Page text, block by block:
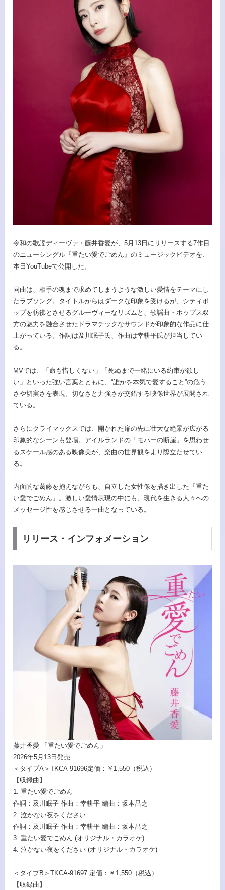
令和の歌謡ディーヴァ・藤井香愛が、5月13日にリリースする7作目
のニューシングル『重たい愛でごめん』のミュージックビデオを、
本日YouTubeで公開した。
同曲は、相手の魂まで求めてしまうような激しい愛情をテーマにし
たラブソング。タイトルからはダークな印象を受けるが、シティポ
ップを彷彿とさせるグルーヴィーなリズムと、歌謡曲・ポップス双
方の魅力を融合させたドラマチックなサウンドが印象的な作品に仕
上がっている。作詞は及川眠子氏、作曲は幸耕平氏が担当してい
る。
MVでは、「命も惜しくない」「死ぬまで一緒にいる約束が欲し
い」といった強い言葉とともに、“誰かを本気で愛すること”の危う
さや切実さを表現。切なさと力強さが交錯する映像世界が展開され
ている。
さらにクライマックスでは、開かれた扉の先に壮大な絶景が広がる
印象的なシーンも登場。アイルランドの「モハーの断崖」を思わせ
るスケール感のある映像美が、楽曲の世界観をより際立たせてい
る。
内面的な葛藤を抱えながらも、自立した女性像を描き出した『重た
い愛でごめん』。激しい愛情表現の中にも、現代を生きる人々への
メッセージ性を感じさせる一曲となっている。
リリース・インフォメーション
藤井香愛 「重たい愛でごめん」
2026年5月13日発売
＜タイプA＞TKCA-91696定価：￥1,550（税込）
【収録曲】
1. 重たい愛でごめん
作詞：及川眠子 作曲：幸耕平 編曲：坂本昌之
2. 泣かない夜をください
作詞：及川眠子 作曲：幸耕平 編曲：坂本昌之
3. 重たい愛でごめん (オリジナル・カラオケ)
4. 泣かない夜をください (オリジナル・カラオケ)
＜タイプB＞TKCA-91697 定価：￥1,550（税込）
【収録曲】